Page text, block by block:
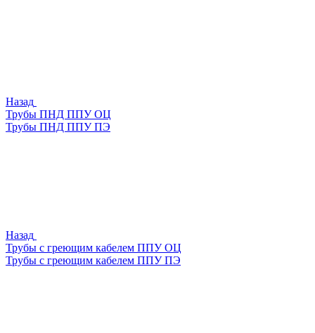
Назад
Трубы ПНД ППУ ОЦ
Трубы ПНД ППУ ПЭ
Назад
Трубы с греющим кабелем ППУ ОЦ
Трубы с греющим кабелем ППУ ПЭ